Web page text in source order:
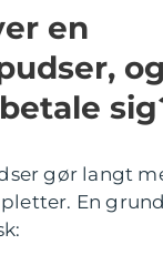
en
gør langt
En